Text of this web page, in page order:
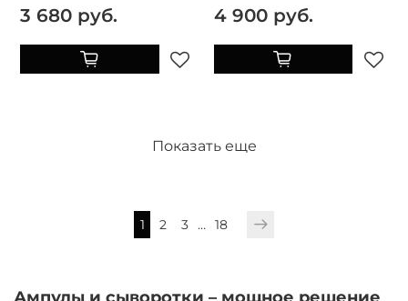
3 680 руб. 4 900 руб.
Показать еще
1 2 3 … 18
Ампулы и сыворотки – мощное решение